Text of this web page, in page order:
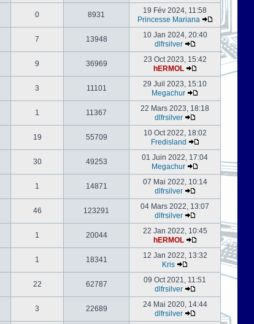
0 8931
19 Fév 2024, 11:58
Princesse Mariana
7 13948
10 Jan 2024, 20:40
dlfrsilver
9 36969
23 Oct 2023, 15:42
hERMOL
3 11101
29 Juil 2023, 15:10
Megachur
1 11367
22 Mars 2023, 18:18
dlfrsilver
19 55709
10 Oct 2022, 18:02
Fredisland
30 49253
01 Juin 2022, 17:04
Megachur
1 14871
07 Mai 2022, 10:14
dlfrsilver
46 123291
04 Mars 2022, 13:07
dlfrsilver
1 20044
22 Jan 2022, 10:45
hERMOL
1 18341
12 Jan 2022, 13:32
Kris
22 62787
09 Oct 2021, 11:51
dlfrsilver
3 22689
24 Mai 2020, 14:44
dlfrsilver